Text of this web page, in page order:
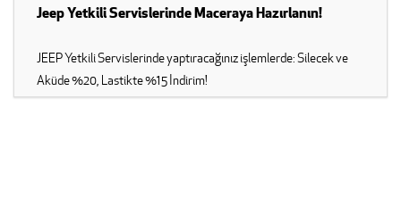
Jeep Yetkili Servislerinde Maceraya Hazırlanın!
JEEP Yetkili Servislerinde yaptıracağınız işlemlerde: Silecek ve
Aküde %20, Lastikte %15 İndirim!